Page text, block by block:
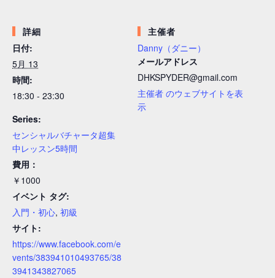
詳細
日付:
5月 13
時間:
18:30 - 23:30
Series:
センシャルバチャータ超集
中レッスン5時間
費用：
￥1000
イベント タグ:
入門・初心, 初級
サイト:
https://www.facebook.com/e
vents/383941010493765/38
3941343827065
主催者
Danny（ダニー）
メールアドレス
DHKSPYDER@gmail.com
主催者 のウェブサイトを表
示